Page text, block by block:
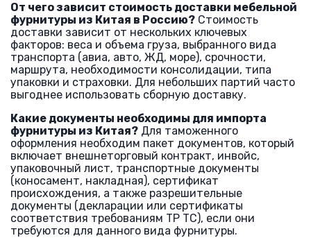
От чего зависит стоимость доставки мебельной
фурнитуры из Китая в Россию? Стоимость
доставки зависит от нескольких ключевых
факторов: веса и объема груза, выбранного вида
транспорта (авиа, авто, ЖД, море), срочности,
маршрута, необходимости консолидации, типа
упаковки и страховки. Для небольших партий часто
выгоднее использовать сборную доставку.
Какие документы необходимы для импорта
фурнитуры из Китая? Для таможенного
оформления необходим пакет документов, который
включает внешнеторговый контракт, инвойс,
упаковочный лист, транспортные документы
(коносамент, накладная), сертификат
происхождения, а также разрешительные
документы (декларации или сертификаты
соответствия требованиям ТР ТС), если они
требуются для данного вида фурнитуры.